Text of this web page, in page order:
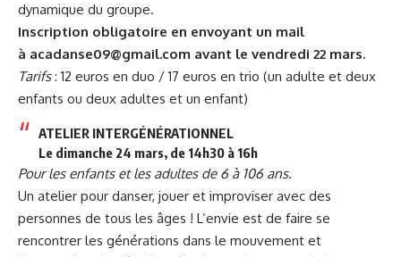
dynamique du groupe.
Inscription obligatoire en envoyant un mail
à acadanse09@gmail.com avant le vendredi 22 mars.
Tarifs: 12 euros en duo / 17 euros en trio (un adulte et deux
enfants ou deux adultes et un enfant)
ATELIER INTERGÉNÉRATIONNEL
Le dimanche 24 mars, de 14h30 à 16h
Pour les enfants et les adultes de 6 à 106 ans.
Un atelier pour danser, jouer et improviser avec des
personnes de tous les âges ! L’envie est de faire se
rencontrer les générations dans le mouvement et